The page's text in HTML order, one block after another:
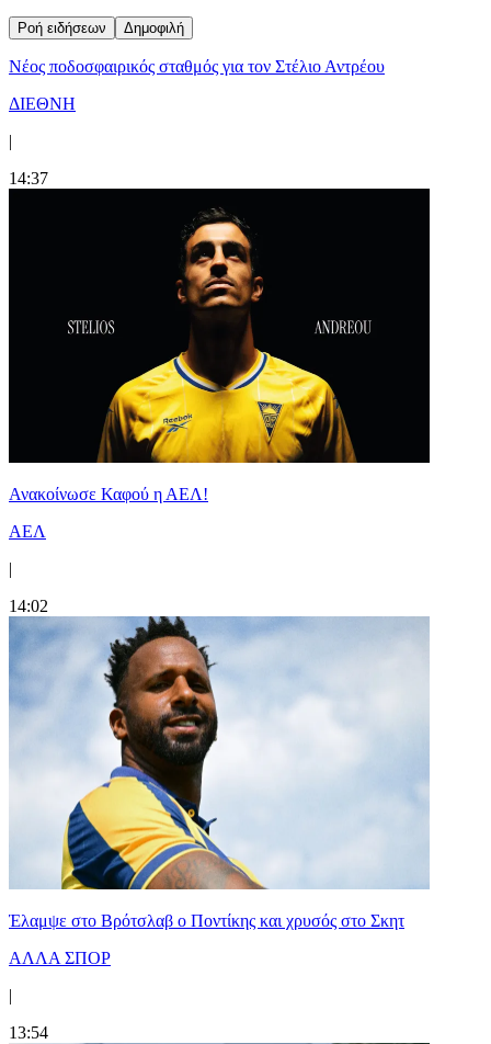
Ροή ειδήσεων Δημοφιλή
Νέος ποδοσφαιρικός σταθμός για τον Στέλιο Αντρέου
ΔΙΕΘΝΗ
|
14:37
Ανακοίνωσε Καφού η ΑΕΛ!
ΑΕΛ
|
14:02
Έλαμψε στο Βρότσλαβ ο Ποντίκης και χρυσός στο Σκητ
ΑΛΛΑ ΣΠΟΡ
|
13:54